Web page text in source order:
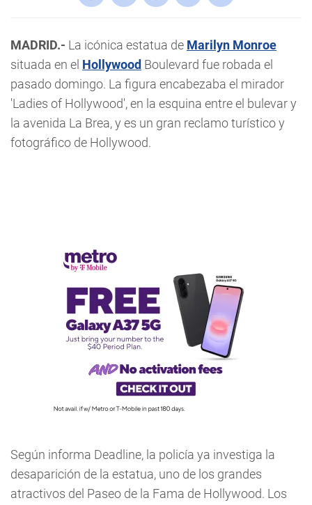
MADRID.- La icónica estatua de Marilyn Monroe
situada en el Hollywood Boulevard fue robada el
pasado domingo. La figura encabezaba el mirador
'Ladies of Hollywood', en la esquina entre el bulevar y
la avenida La Brea, y es un gran reclamo turístico y
fotográfico de Hollywood.
Según informa Deadline, la policía ya investiga la
desaparición de la estatua, uno de los grandes
atractivos del Paseo de la Fama de Hollywood. Los